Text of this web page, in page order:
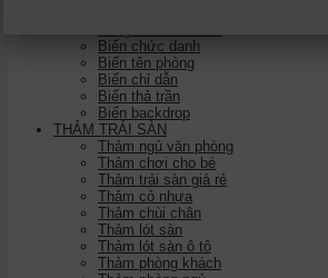
Biển chức danh
Biển tên phòng
Biển chỉ dẫn
Biển thả trần
Biển backdrop
THẢM TRẢI SÀN
Thảm ngủ văn phòng
Thảm chơi cho bé
Thảm trải sàn giá rẻ
Thảm cỏ nhựa
Thảm chùi chân
Thảm lót sàn
Thảm lót sàn ô tô
Thảm phòng khách